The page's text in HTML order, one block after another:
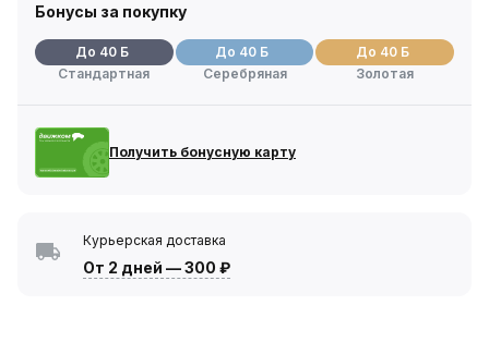
Бонусы за покупку
До 40 Б
Стандартная
До 40 Б
Серебряная
До 40 Б
Золотая
Получить бонусную карту
Курьерская доставка
От 2 дней —300 ₽